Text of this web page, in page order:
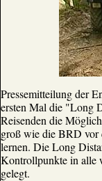
Pressemitteilung der
ersten Mal die "Long
Reisenden die
groß wie die BRD vor
lernen. Die Long
Kontrollpunkte in alle
gelegt.